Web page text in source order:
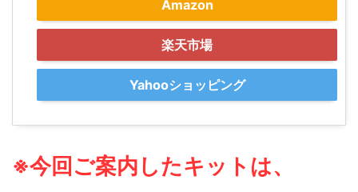
Amazon
楽天市場
Yahooショッピング
※今回ご案内したキットは、